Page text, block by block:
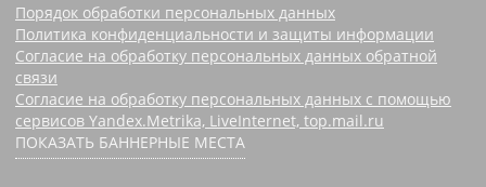
Порядок обработки персональных данных
Политика конфиденциальности и защиты информации
Согласие на обработку персональных данных обратной
связи
Согласие на обработку персональных данных с помощью
сервисов Yandex.Metrika, LiveInternet, top.mail.ru
ПОКАЗАТЬ БАННЕРНЫЕ МЕСТА